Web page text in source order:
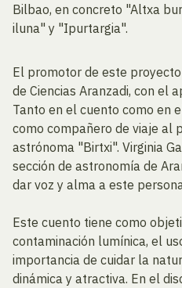
Bilbao, en concreto "Altxa
iluna" y "Ipurtargia".
El promotor de este
de Ciencias Aranzadi, con el
Tanto en el cuento como en
como compañero de viaje al
astrónoma "Birtxi". Virginia
sección de astronomía de
dar voz y alma a este
Este cuento tiene como
contaminación lumínica, el
importancia de cuidar la
dinámica y atractiva. En el